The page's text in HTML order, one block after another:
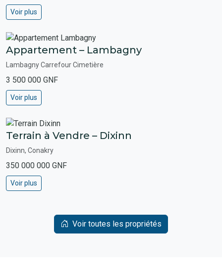
Voir plus
Appartement – Lambagny
Lambagny Carrefour Cimetière
3 500 000 GNF
Voir plus
Terrain à Vendre – Dixinn
Dixinn, Conakry
350 000 000 GNF
Voir plus
Voir toutes les propriétés